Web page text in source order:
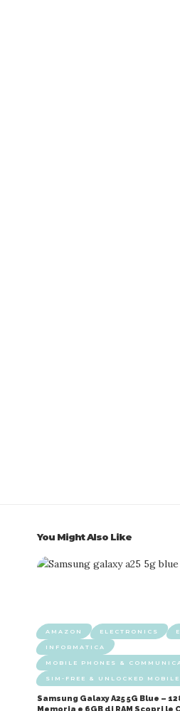
You Might Also Like
AMAZON ELECTRONICS
INFORMATICA
MOBILE PHONES &
SIM-FREE & UNLOCKED
Samsung Galaxy A25 5G Blue –
Memoria e 6GB di RAM Scopri